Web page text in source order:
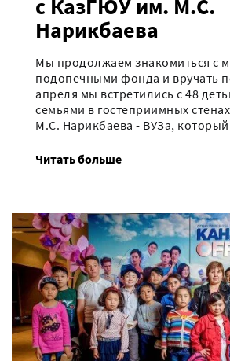
с КазГЮУ им. М.С.
Нарикбаева
Мы продолжаем знакомиться с
подопечными фонда и вручать
апреля мы встретились с 48
семьями в гостеприимных
М.С. Нарикбаева - ВУЗа,
Читать больше